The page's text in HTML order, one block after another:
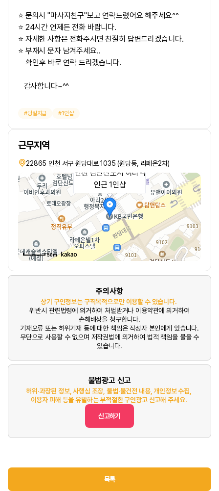
⭐ 문의시 "마사지친구"보고 연락드렸어요 해주세요^^
⭐ 24시간 언제든 전화 바랍니다.
⭐ 자세한 사항은 전화주시면 친절히 답변드리겠습니다.
⭐ 부재시 문자 남겨주세요..
확인후 바로 연락 드리겠습니다.
감사합니다~^^
당일지급 1인샵
근무지역
22865 인천 서구 원당대로 1035 (원당동, 라페온2차)
인천 검단신도시 아라역
인근 1인샵
50m
주의사항
상기 구인정보는 구직목적으로만 이용할 수 있습니다.
위반시 관련법령에 의거하여 처벌받거나 이용약관에 의거하여
손해배상을 청구합니다.
기재오류 또는 허위기재 등에 대한 책임은 작성자 본인에게 있습니다.
무단으로 사용할 수 없으며 저작권법에 의거하여 법적 책임을 물을 수
있습니다.
불법광고 신고
허위·과장된 정보, 사행심 조장, 불법·불건전 내용, 개인정보 수집,
이용자 피해 등을 유발하는 부적절한 구인광고 신고해 주세요.
신고하기
목록